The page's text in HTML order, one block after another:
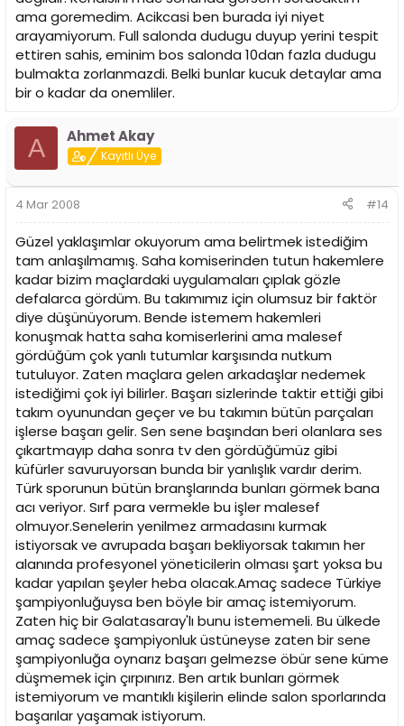
ama goremedim. Acikcasi ben burada iyi niyet
arayamiyorum. Full salonda dudugu duyup yerini tespit
ettiren sahis, eminim bos salonda 10dan fazla dudugu
bulmakta zorlanmazdi. Belki bunlar kucuk detaylar ama
bir o kadar da onemliler.
A Ahmet Akay
Kayıtlı Üye
4 Mar 2008 #14
Güzel yaklaşımlar okuyorum ama belirtmek istediğim
tam anlaşılmamış. Saha komiserinden tutun hakemlere
kadar bizim maçlardaki uygulamaları çıplak gözle
defalarca gördüm. Bu takımımız için olumsuz bir faktör
diye düşünüyorum. Bende istemem hakemleri
konuşmak hatta saha komiserlerini ama malesef
gördüğüm çok yanlı tutumlar karşısında nutkum
tutuluyor. Zaten maçlara gelen arkadaşlar nedemek
istediğimi çok iyi bilirler. Başarı sizlerinde taktir ettiği gibi
takım oyunundan geçer ve bu takımın bütün parçaları
işlerse başarı gelir. Sen sene başından beri olanlara ses
çıkartmayıp daha sonra tv den gördüğümüz gibi
küfürler savuruyorsan bunda bir yanlışlık vardır derim.
Türk sporunun bütün branşlarında bunları görmek bana
acı veriyor. Sırf para vermekle bu işler malesef
olmuyor.Senelerin yenilmez armadasını kurmak
istiyorsak ve avrupada başarı bekliyorsak takımın her
alanında profesyonel yöneticilerin olması şart yoksa bu
kadar yapılan şeyler heba olacak.Amaç sadece Türkiye
şampiyonluğuysa ben böyle bir amaç istemiyorum.
Zaten hiç bir Galatasaray'lı bunu istememeli. Bu ülkede
amaç sadece şampiyonluk üstüneyse zaten bir sene
şampiyonluğa oynarız başarı gelmezse öbür sene küme
düşmemek için çırpınırız. Ben artık bunları görmek
istemiyorum ve mantıklı kişilerin elinde salon sporlarında
başarılar yaşamak istiyorum.